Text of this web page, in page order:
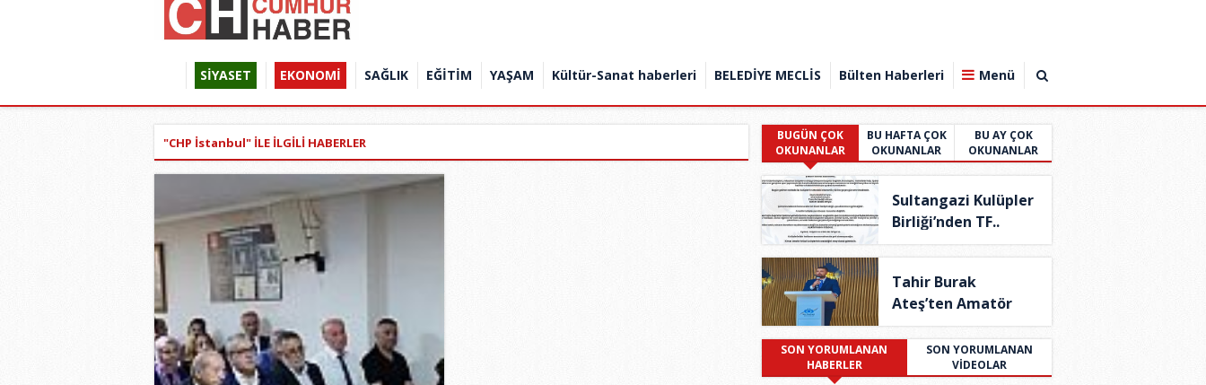
SİYASET EKONOMİ SAĞLIK EĞİTİM YAŞAM Kültür-Sanat haberleri BELEDİYE MECLİS Bülten Haberleri Menü
"CHP İstanbul" İLE İLGİLİ HABERLER
BUGÜN ÇOK
OKUNANLAR
BU HAFTA ÇOK
OKUNANLAR
BU AY ÇOK
OKUNANLAR
Sultangazi Kulüpler
Birliği’nden TF..
Tahir Burak
Ateş’ten Amatör
Spor İç..
SON YORUMLANAN
HABERLER
SON YORUMLANAN
VİDEOLAR